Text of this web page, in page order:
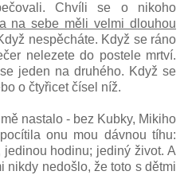
Chvíli se o nikoho
na sebe měli velmi dlouhou
nespěcháte. Když se ráno
nelezete do postele mrtví.
jeden na druhého. Když se
o čtyřicet čísel níž.
nastalo - bez Kubky, Mikiho
onu mou dávnou tíhu:
hodinu; jediný život. A
nikdy nedošlo, že toto s dětmi